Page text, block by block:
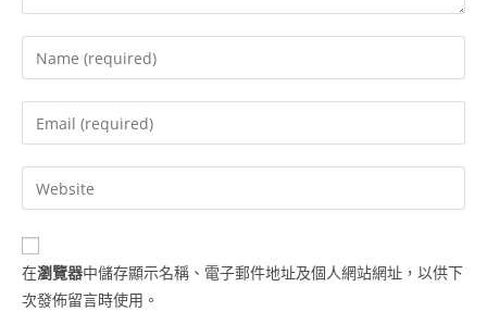
在瀏覽器中儲存顯示名稱、電子郵件地址及個人網站網址，以供下
次發佈留言時使用。